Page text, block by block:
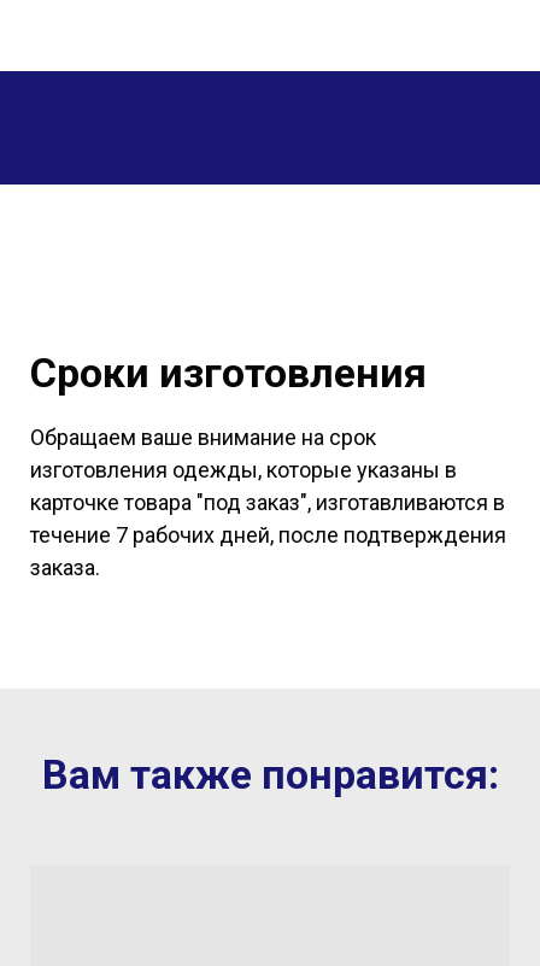
Сроки изготовления
Обращаем ваше внимание на срок
изготовления одежды, которые указаны в
карточке товара "под заказ", изготавливаются в
течение 7 рабочих дней, после подтверждения
заказа.
Вам также понравится: